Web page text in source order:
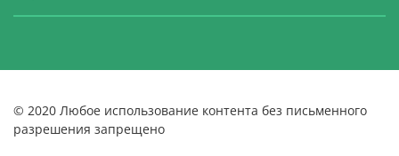
© 2020 Любое использование контента без письменного
разрешения запрещено